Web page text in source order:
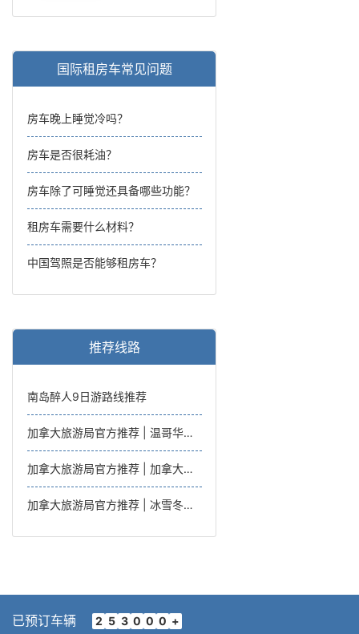
国际租房车常见问题
房车晚上睡觉冷吗？
房车是否很耗油？
房车除了可睡觉还具备哪些功能？
租房车需要什么材料？
中国驾照是否能够租房车？
推荐线路
南岛醉人9日游路线推荐
加拿大旅游局官方推荐 | 温哥华岛托菲诺亲子之旅，温哥华往返6日
加拿大旅游局官方推荐 | 加拿大西海岸湖光山色亲子游，温哥华往返7日
加拿大旅游局官方推荐 | 冰雪冬趣西海岸内陆雪趣之旅，温哥华往返7日
已预订车辆 2 5 3 0 0 0 +